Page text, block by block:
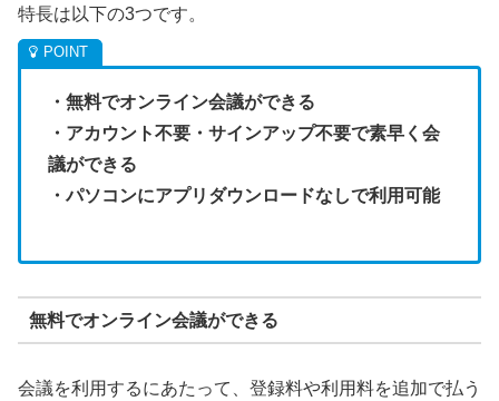
特長は以下の3つです。
・無料でオンライン会議ができる
・アカウント不要・サインアップ不要で素早く会
議ができる
・パソコンにアプリダウンロードなしで利用可能
無料でオンライン会議ができる
会議を利用するにあたって、登録料や利用料を追加で払う